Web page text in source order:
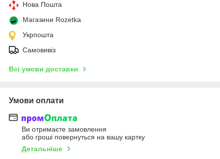
Нова Пошта
Магазини Rozetka
Укрпошта
Самовивіз
Всі умови доставки
Умови оплати
Ви отримаєте замовлення
або гроші повернуться на вашу картку
Детальніше